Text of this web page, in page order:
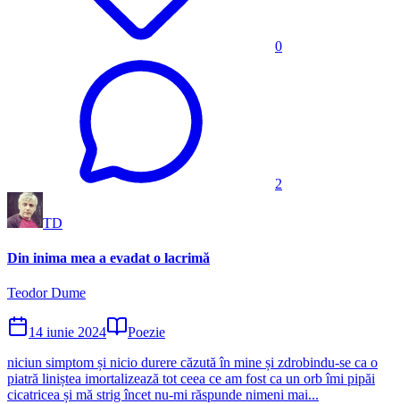
0
2
TD
Din inima mea a evadat o lacrimă
Teodor Dume
14 iunie 2024
Poezie
niciun simptom și nicio durere căzută în mine și zdrobindu-se ca o
piatră liniștea imortalizează tot ceea ce am fost ca un orb îmi pipăi
cicatricea și mă strig încet nu-mi răspunde nimeni mai...